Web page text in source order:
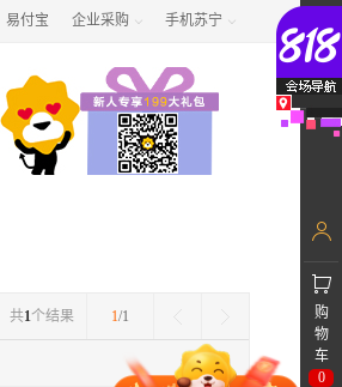
易付宝 企业采购  手机苏宁 
1/1
共1个结果
购
物
车
0